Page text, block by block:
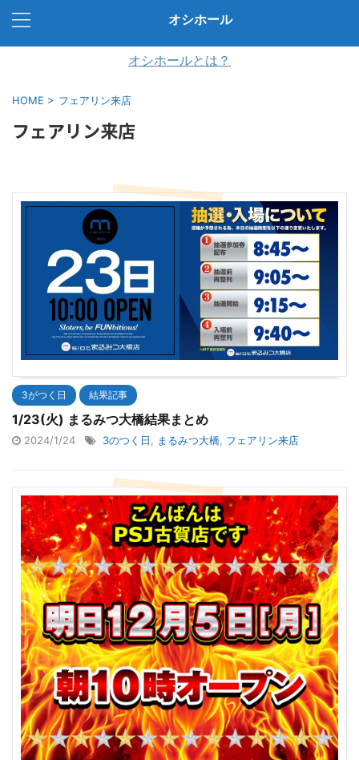
オシホール
オシホールとは？
HOME > フェアリン来店
フェアリン来店
3がつく日 結果記事
1/23(火) まるみつ大橋結果まとめ
2024/1/24 3のつく日 まるみつ大橋 フェアリン来店